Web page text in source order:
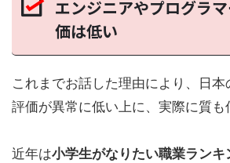
エンジニアやプログラ
価は低い
これまでお話した理由により、 日本
評価が異常に低い 上に、実際に質も
近年は小学生がなりたい職業ランキ